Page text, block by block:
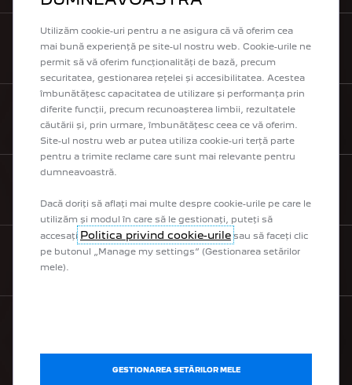
SOLICITĂ O OFERTĂ
SOLICITĂ TEST DRIVE
CONTACT
GAMA
Utilizăm cookie-uri pentru a ne asigura că vă oferim cea
mai bună experiență pe site-ul nostru web. Cookie-urile ne
permit să vă oferim funcționalități de bază, precum
securitatea, gestionarea rețelei și accesibilitatea. Acestea
îmbunătățesc capacitatea de utilizare și performanța prin
diferite funcții, precum recunoașterea limbii, rezultatele
căutării și, prin urmare, îmbunătățesc ceea ce vă oferim.
Site-ul nostru web ar putea utiliza cookie-uri terță parte
pentru a trimite reclame care sunt mai relevante pentru
dumneavoastră.
Dacă doriți să aflați mai multe despre cookie-urile pe care le
utilizăm și modul în care să le gestionați, puteți să
accesați Politica privind cookie-urile sau să faceți clic
pe butonul „Manage my settings” (Gestionarea setărilor
mele).
GESTIONAREA SETĂRILOR MELE